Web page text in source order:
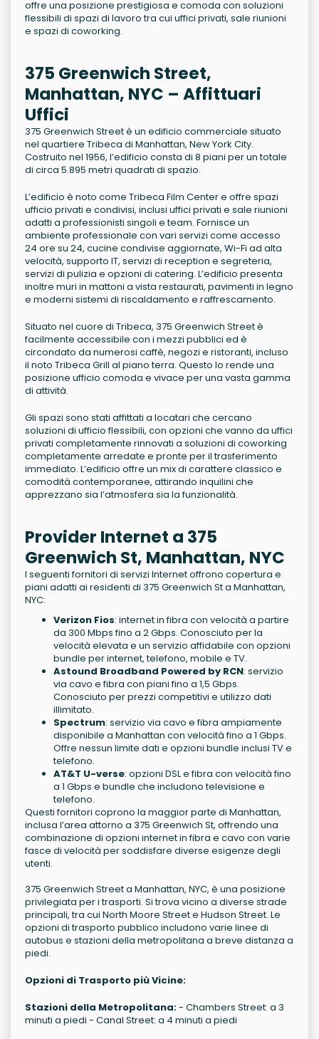
offre una posizione prestigiosa e comoda con soluzioni
flessibili di spazi di lavoro tra cui uffici privati, sale riunioni
e spazi di coworking.
375 Greenwich Street,
Manhattan, NYC – Affittuari
Uffici
375 Greenwich Street è un edificio commerciale situato
nel quartiere Tribeca di Manhattan, New York City.
Costruito nel 1956, l’edificio consta di 8 piani per un totale
di circa 5.895 metri quadrati di spazio.
L’edificio è noto come Tribeca Film Center e offre spazi
ufficio privati e condivisi, inclusi uffici privati e sale riunioni
adatti a professionisti singoli e team. Fornisce un
ambiente professionale con vari servizi come accesso
24 ore su 24, cucine condivise aggiornate, Wi-Fi ad alta
velocità, supporto IT, servizi di reception e segreteria,
servizi di pulizia e opzioni di catering. L’edificio presenta
inoltre muri in mattoni a vista restaurati, pavimenti in legno
e moderni sistemi di riscaldamento e raffrescamento.
Situato nel cuore di Tribeca, 375 Greenwich Street è
facilmente accessibile con i mezzi pubblici ed è
circondato da numerosi caffè, negozi e ristoranti, incluso
il noto Tribeca Grill al piano terra. Questo lo rende una
posizione ufficio comoda e vivace per una vasta gamma
di attività.
Gli spazi sono stati affittati a locatari che cercano
soluzioni di ufficio flessibili, con opzioni che vanno da uffici
privati completamente rinnovati a soluzioni di coworking
completamente arredate e pronte per il trasferimento
immediato. L’edificio offre un mix di carattere classico e
comodità contemporanee, attirando inquilini che
apprezzano sia l’atmosfera sia la funzionalità.
Provider Internet a 375
Greenwich St, Manhattan, NYC
I seguenti fornitori di servizi Internet offrono copertura e
piani adatti ai residenti di 375 Greenwich St a Manhattan,
NYC:
Verizon Fios: internet in fibra con velocità a partire
da 300 Mbps fino a 2 Gbps. Conosciuto per la
velocità elevata e un servizio affidabile con opzioni
bundle per internet, telefono, mobile e TV.
Astound Broadband Powered by RCN: servizio
via cavo e fibra con piani fino a 1,5 Gbps.
Conosciuto per prezzi competitivi e utilizzo dati
illimitato.
Spectrum: servizio via cavo e fibra ampiamente
disponibile a Manhattan con velocità fino a 1 Gbps.
Offre nessun limite dati e opzioni bundle inclusi TV e
telefono.
AT&T U-verse: opzioni DSL e fibra con velocità fino
a 1 Gbps e bundle che includono televisione e
telefono.
Questi fornitori coprono la maggior parte di Manhattan,
inclusa l’area attorno a 375 Greenwich St, offrendo una
combinazione di opzioni internet in fibra e cavo con varie
fasce di velocità per soddisfare diverse esigenze degli
utenti.
375 Greenwich Street a Manhattan, NYC, è una posizione
privilegiata per i trasporti. Si trova vicino a diverse strade
principali, tra cui North Moore Street e Hudson Street. Le
opzioni di trasporto pubblico includono varie linee di
autobus e stazioni della metropolitana a breve distanza a
piedi.
Opzioni di Trasporto più Vicine:
Stazioni della Metropolitana:- Chambers Street: a 3
minuti a piedi - Canal Street: a 4 minuti a piedi